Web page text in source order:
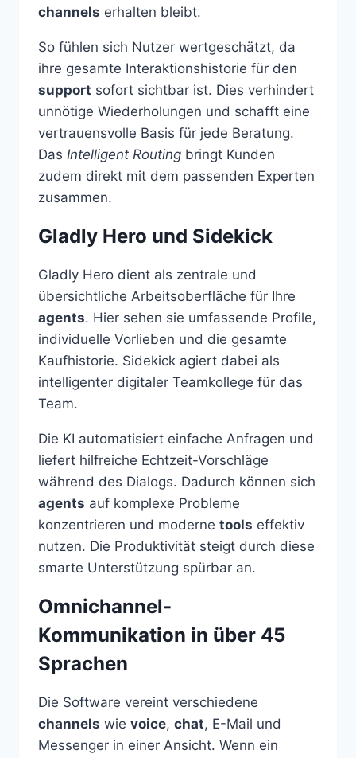
channels erhalten bleibt.
So fühlen sich Nutzer wertgeschätzt, da
ihre gesamte Interaktionshistorie für den
support sofort sichtbar ist. Dies verhindert
unnötige Wiederholungen und schafft eine
vertrauensvolle Basis für jede Beratung.
Das Intelligent Routing bringt Kunden
zudem direkt mit dem passenden Experten
zusammen.
Gladly Hero und Sidekick
Gladly Hero dient als zentrale und
übersichtliche Arbeitsoberfläche für Ihre
agents. Hier sehen sie umfassende Profile,
individuelle Vorlieben und die gesamte
Kaufhistorie. Sidekick agiert dabei als
intelligenter digitaler Teamkollege für das
Team.
Die KI automatisiert einfache Anfragen und
liefert hilfreiche Echtzeit-Vorschläge
während des Dialogs. Dadurch können sich
agents auf komplexe Probleme
konzentrieren und moderne tools effektiv
nutzen. Die Produktivität steigt durch diese
smarte Unterstützung spürbar an.
Omnichannel-
Kommunikation in über 45
Sprachen
Die Software vereint verschiedene
channels wie voice, chat, E-Mail und
Messenger in einer Ansicht. Wenn ein